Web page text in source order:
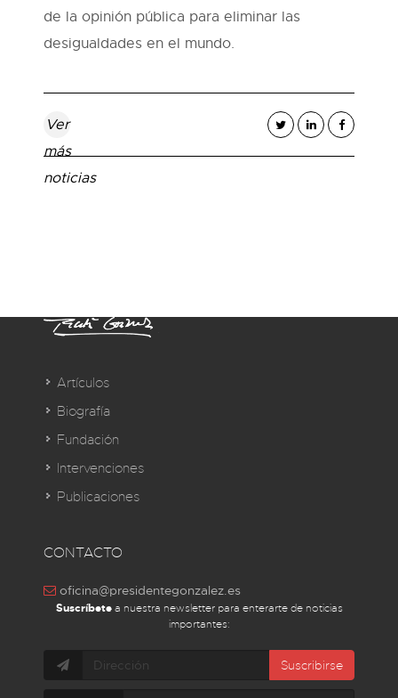
de la opinión pública para eliminar las
desigualdades en el mundo.
Ver
más
noticias
Artículos
Biografía
Fundación
Intervenciones
Publicaciones
CONTACTO
oficina@presidentegonzalez.es
Suscríbetea nuestra newsletter para enterarte de noticias
importantes:
Suscribirse